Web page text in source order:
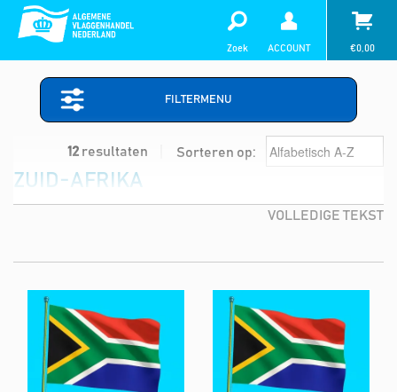
Zoek ACCOUNT €0,00
FILTERMENU
12 resultaten Sorteren op:
ZUID-AFRIKA
VOLLEDIGE TEKST